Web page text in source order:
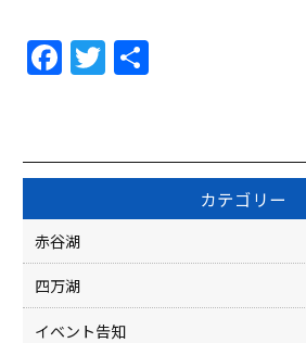
F
a
e
o
o
k
T
w
er
カテゴリー
赤谷湖
四万湖
イベント告知